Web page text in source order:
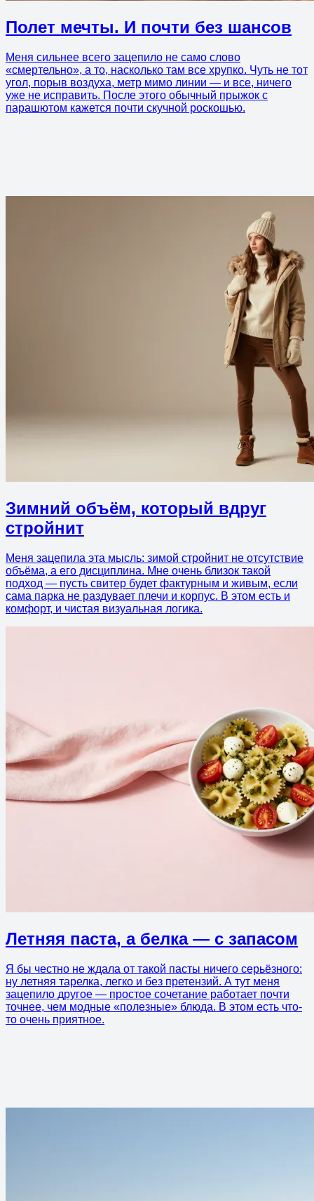
Полет мечты. И почти без шансов
Меня сильнее всего зацепило не само слово
«смертельно», а то, насколько там все хрупко. Чуть не тот
угол, порыв воздуха, метр мимо линии — и все, ничего
уже не исправить. После этого обычный прыжок с
парашютом кажется почти скучной роскошью.
Зимний объём, который вдруг
стройнит
Меня зацепила эта мысль: зимой стройнит не отсутствие
объёма, а его дисциплина. Мне очень близок такой
подход — пусть свитер будет фактурным и живым, если
сама парка не раздувает плечи и корпус. В этом есть и
комфорт, и чистая визуальная логика.
Летняя паста, а белка — с запасом
Я бы честно не ждала от такой пасты ничего серьёзного:
ну летняя тарелка, легко и без претензий. А тут меня
зацепило другое — простое сочетание работает почти
точнее, чем модные «полезные» блюда. В этом есть что-
то очень приятное.